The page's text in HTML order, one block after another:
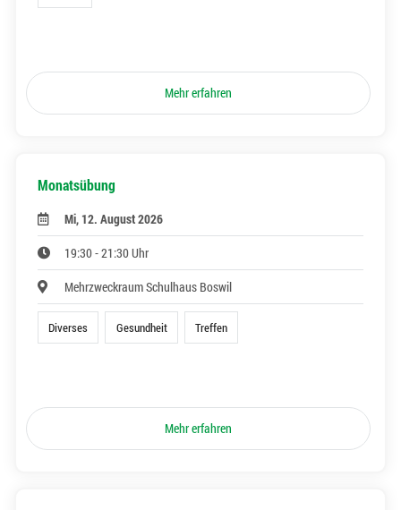
Mehr erfahren
Monatsübung
Mi, 12. August 2026
19:30 - 21:30 Uhr
Mehrzweckraum Schulhaus Boswil
Diverses Gesundheit Treffen
Mehr erfahren